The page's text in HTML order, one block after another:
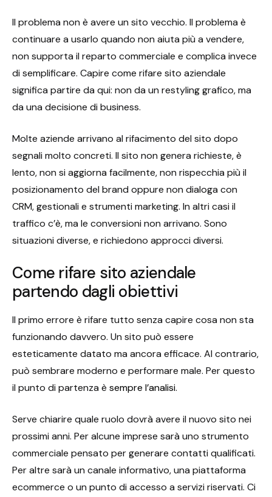
Il problema non è avere un sito vecchio. Il problema è
continuare a usarlo quando non aiuta più a vendere,
non supporta il reparto commerciale e complica invece
di semplificare. Capire come rifare sito aziendale
significa partire da qui: non da un restyling grafico, ma
da una decisione di business.
Molte aziende arrivano al rifacimento del sito dopo
segnali molto concreti. Il sito non genera richieste, è
lento, non si aggiorna facilmente, non rispecchia più il
posizionamento del brand oppure non dialoga con
CRM, gestionali e strumenti marketing. In altri casi il
traffico c’è, ma le conversioni non arrivano. Sono
situazioni diverse, e richiedono approcci diversi.
Come rifare sito aziendale
partendo dagli obiettivi
Il primo errore è rifare tutto senza capire cosa non sta
funzionando davvero. Un sito può essere
esteticamente datato ma ancora efficace. Al contrario,
può sembrare moderno e performare male. Per questo
il punto di partenza è sempre l’analisi.
Serve chiarire quale ruolo dovrà avere il nuovo sito nei
prossimi anni. Per alcune imprese sarà uno strumento
commerciale pensato per generare contatti qualificati.
Per altre sarà un canale informativo, una piattaforma
ecommerce o un punto di accesso a servizi riservati. Ci